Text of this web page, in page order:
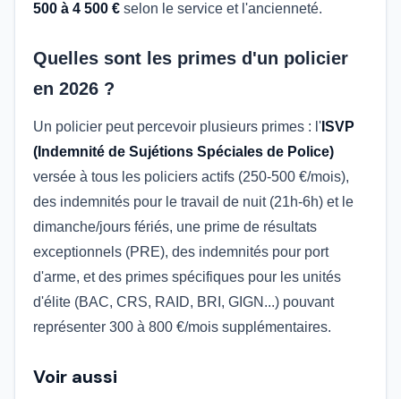
500 à 4 500 € selon le service et l'ancienneté.
Quelles sont les primes d'un policier
en 2026 ?
Un policier peut percevoir plusieurs primes : l' ISVP
(Indemnité de Sujétions Spéciales de Police)
versée à tous les policiers actifs (250-500 €/mois),
des indemnités pour le travail de nuit (21h-6h) et le
dimanche/jours fériés, une prime de résultats
exceptionnels (PRE), des indemnités pour port
d'arme, et des primes spécifiques pour les unités
d'élite (BAC, CRS, RAID, BRI, GIGN...) pouvant
représenter 300 à 800 €/mois supplémentaires.
Voir aussi